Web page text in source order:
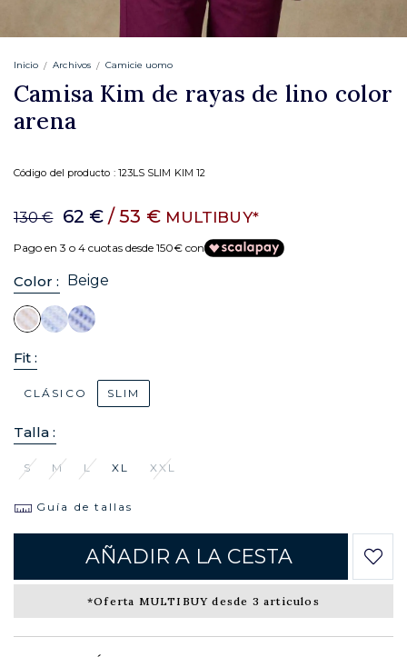
Inicio Archivos Camicie uomo
Camisa Kim de rayas de lino color
arena
Código del producto : 123LS SLIM KIM 12
130 € 62 € / 53 € MULTIBUY*
Pago en 3 o 4 cuotas desde 150€ con
Color : Beige
Fit :
CLÁSICO SLIM
Talla :
S M L XL XXL
Guía de tallas
AÑADIR A LA CESTA
*Oferta MULTIBUY desde 3 articulos